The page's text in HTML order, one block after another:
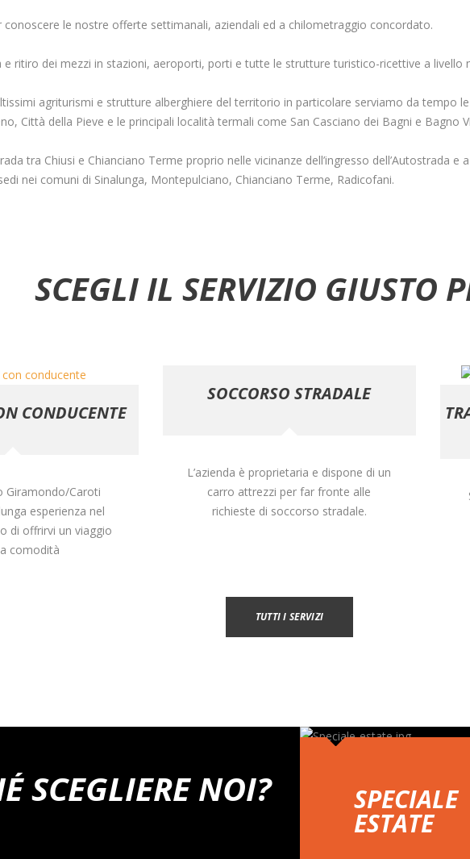
conoscere le nostre offerte settimanali, aziendali ed a chilometraggio concordato.
e ritiro dei mezzi in stazioni, aeroporti, porti e tutte le strutture turistico-ricettive a livello
agriturismi e strutture alberghiere del territorio in particolare serviamo da tempo le
Città della Pieve e le principali località termali come San Casciano dei Bagni e Bagno
tra Chiusi e Chianciano Terme proprio nelle vicinanze dell’ingresso dell’Autostrada e
nei comuni di Sinalunga, Montepulciano, Chianciano Terme, Radicofani.
SCEGLI IL SERVIZIO GIUSTO
CONDUCENTE
Giramondo/Caroti
esperienza nel
di offrirvi un viaggio
comodità
SOCCORSO STRADALE
L’azienda è proprietaria e dispone di un
carro attrezzi per far fronte alle
richieste di soccorso stradale.
TUTTI I SERVIZI
SCEGLIERE NOI? SPECIALE
ESTATE